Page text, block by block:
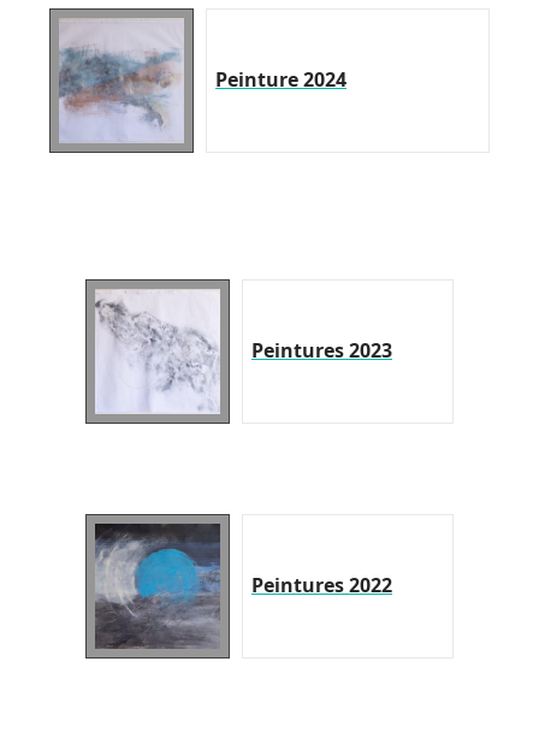
Peinture 2024
Peintures 2023
Peintures 2022